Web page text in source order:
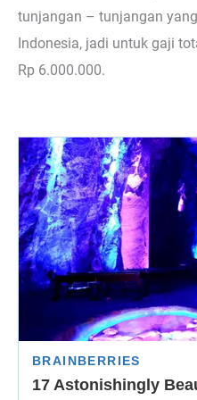
tunjangan – tunjangan
Indonesia, jadi untuk gaji
Rp 6.000.000.